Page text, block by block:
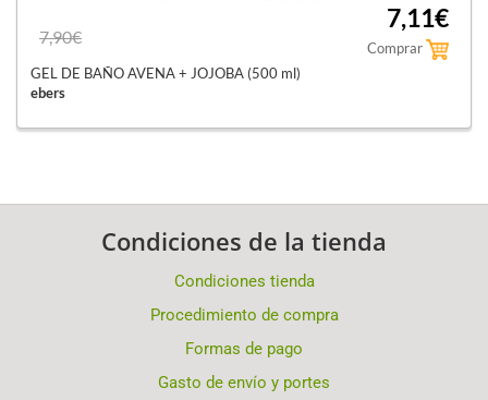
7,90€
7,11€
Comprar
GEL DE BAÑO AVENA + JOJOBA (500 ml)
ebers
Condiciones de la tienda
Condiciones tienda
Procedimiento de compra
Formas de pago
Gasto de envío y portes